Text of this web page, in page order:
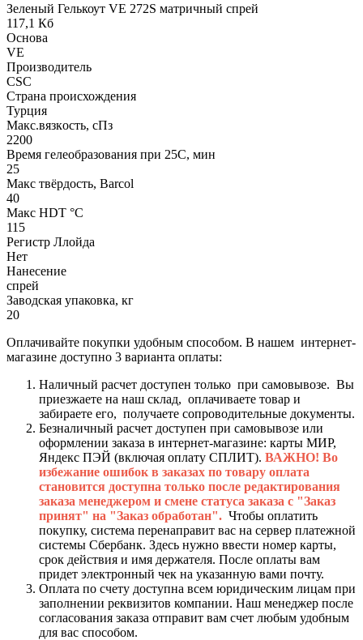
Зеленый Гелькоут VE 272S матричный спрей
117,1 Кб
Основа
VE
Производитель
CSC
Страна происхождения
Турция
Макс.вязкoсть, сПз
2200
Время гелеобразования при 25С, мин
25
Макс твёрдость, Barcol
40
Макс HDT °С
115
Регистр Ллойда
Нет
Нанесение
спрей
Заводская упаковка, кг
20
Оплачивайте покупки удобным способом. В нашем интернет-
магазине доступно 3 варианта оплаты:
Наличный расчет доступен только при самовывозе. Вы
приезжаете на наш склад, оплачиваете товар и
забираете его, получаете сопроводительные документы.
Безналичный расчет доступен при самовывозе или
оформлении заказа в интернет-магазине: карты МИР,
Яндекс ПЭЙ (включая оплату СПЛИТ). ВАЖНО! Во
избежание ошибок в заказах по товару оплата
становится доступна только после редактирования
заказа менеджером и смене статуса заказа с "Заказ
принят" на "Заказ обработан". Чтобы оплатить
покупку, система перенаправит вас на сервер платежной
системы Сбербанк. Здесь нужно ввести номер карты,
срок действия и имя держателя. После оплаты вам
придет электронный чек на указанную вами почту.
Оплата по счету доступна всем юридическим лицам при
заполнении реквизитов компании. Наш менеджер после
согласования заказа отправит вам счет любым удобным
для вас способом.